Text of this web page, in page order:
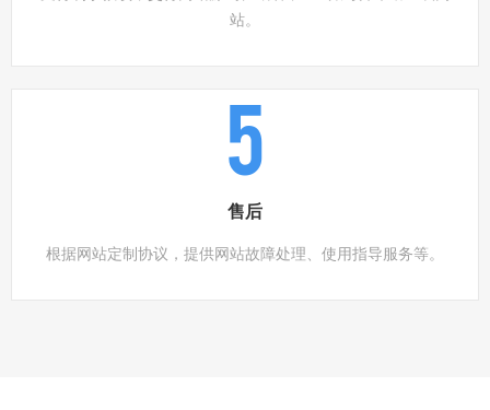
站。
5
售后
根据网站定制协议，提供网站故障处理、使用指导服务等。